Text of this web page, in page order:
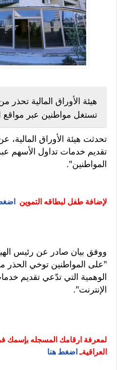
هيئة الأوراق المالية
تستغل مواطنين عبر مواقع
تحدثت هيئة الأوراق
تقديم خدمات تداول الأسهم
المواطنين".
لإضافة طفل لبطاقه التموين
ووفق بيان صادر عن رئيس
"على المواطنين توخي الحذر
الوهمية التي تدّعي تقديم
الإنترنت".
لمعرفة ارقامك المسجله بإسمك
العراقيةـاضغط هنا